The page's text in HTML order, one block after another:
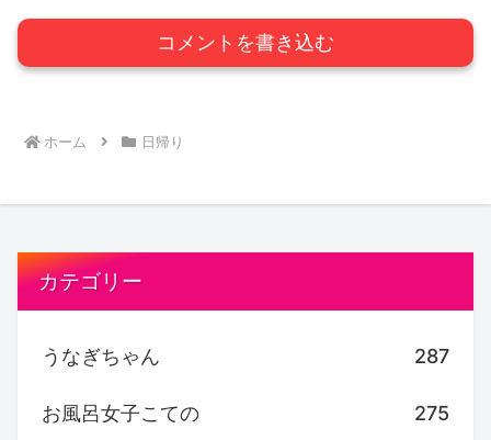
コメントを書き込む
ホーム 日帰り
カテゴリー
うなぎちゃん 287
お風呂女子こての 275